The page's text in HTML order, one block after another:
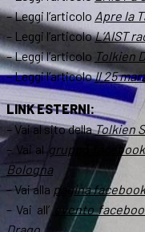
– Leggi l’articolo Apre la
– Leggi l’articoloL’AIST
– Leggi l’articolo Tolkien
– Leggi l’articoloIl 25
LINK ESTERNI:
– Vai al sito dellaTolkien
– Vai al gruppo
Bologna
– Vai alla pagina
– Vai all’evento
Drago